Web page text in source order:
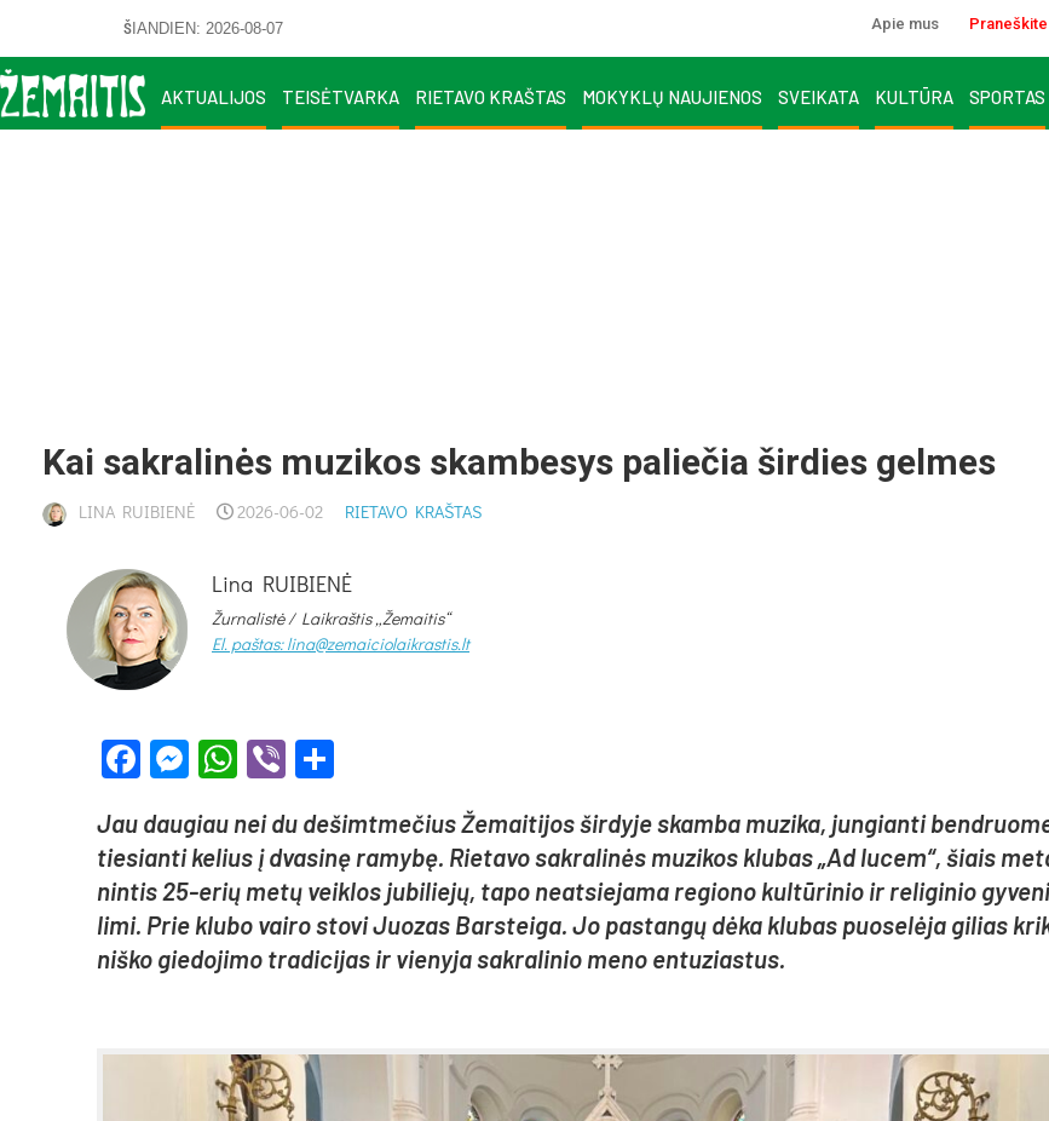
ŠIANDIEN: 2026-08-07 Apie mus Praneškite
AKTUALIJOS TEISĖTVARKA RIETAVO KRAŠTAS MOKYKLŲ NAUJIENOS SVEIKATA KULTŪRA SPORTAS
Kai sak­ra­li­nės mu­zi­kos skam­be­sys pa­lie­čia šir­dies gel­mes
LINA RUIBIENĖ 2026-06-02 RIETAVO KRAŠTAS
Lina RUIBIENĖ
Žurnalistė / Laikraštis „Žemaitis“
El. paštas: lina@zemaiciolaikrastis.lt
Facebook
Messenger
WhatsApp
Viber
Jau dau­giau nei du de­šimt­me­čius Že­mai­ti­jos šir­dy­je skam­ba mu­zi­ka, jun­gian­ti
tie­sian­ti ke­lius į dva­si­nę ra­my­bę. Rie­ta­vo sak­ra­li­nės mu­zi­kos klu­bas „Ad lu­cem“, šiais
nin­tis 25-erių me­tų veik­los ju­bi­lie­jų, ta­po neat­sie­ja­ma re­gio­no kul­tū­ri­nio ir re­li­gi­nio
li­mi. Prie klu­bo vai­ro sto­vi Juo­zas Bars­tei­ga. Jo pa­stan­gų dė­ka klu­bas puo­se­lė­ja gi­lias
niš­ko gie­do­ji­mo tra­di­ci­jas ir vie­ny­ja sak­ra­li­nio me­no en­tu­zias­tus.